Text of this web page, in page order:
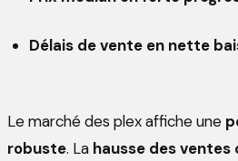
Délais de vente en nette
Le marché des plex affiche une
robuste. La hausse des